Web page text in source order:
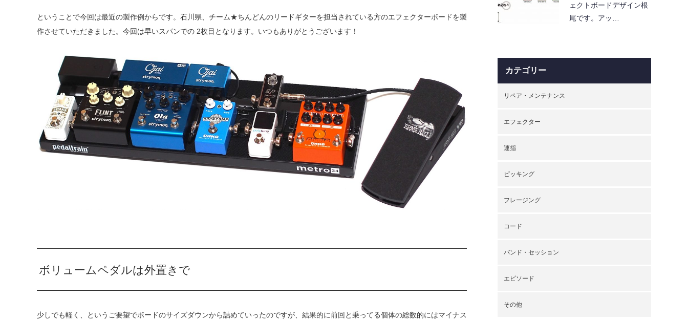
ということで今回は最近の製作例からです。石川県、チーム★ちんどんのリードギターを担当されている方のエフェクターボードを製
作させていただきました。今回は早いスパンでの 2枚目となります。いつもありがとうございます！
ボリュームペダルは外置きで
少しでも軽く、というご要望でボードのサイズダウンから詰めていったのですが、結果的に前回と乗ってる個体の総数的にはマイナス
ェクトボードデザイン根
尾です。アッ…
カテゴリー
リペア・メンテナンス
エフェクター
運指
ピッキング
フレージング
コード
バンド・セッション
エピソード
その他